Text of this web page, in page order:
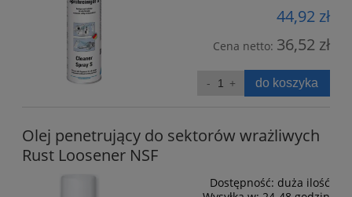
44,92 zł
Cena netto: 36,52 zł
do koszyka
Olej penetrujący do sektorów wrażliwych
Rust Loosener NSF
Dostępność: duża ilość